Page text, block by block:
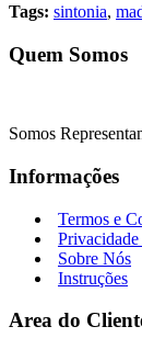
Tags: sintonia,
Quem Somos
Somos
Informações
Termos e
Sobre Nós
Instruções
Area do